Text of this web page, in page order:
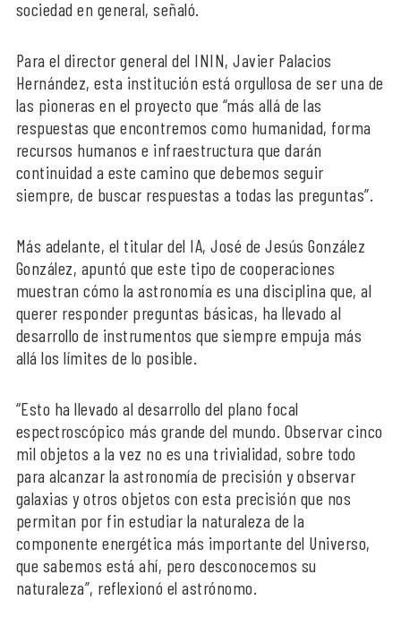
sociedad en general, señaló.
Para el director general del ININ, Javier Palacios
Hernández, esta institución está orgullosa de ser una de
las pioneras en el proyecto que “más allá de las
respuestas que encontremos como humanidad, forma
recursos humanos e infraestructura que darán
continuidad a este camino que debemos seguir
siempre, de buscar respuestas a todas las preguntas”.
Más adelante, el titular del IA, José de Jesús González
González, apuntó que este tipo de cooperaciones
muestran cómo la astronomía es una disciplina que, al
querer responder preguntas básicas, ha llevado al
desarrollo de instrumentos que siempre empuja más
allá los límites de lo posible.
“Esto ha llevado al desarrollo del plano focal
espectroscópico más grande del mundo. Observar cinco
mil objetos a la vez no es una trivialidad, sobre todo
para alcanzar la astronomía de precisión y observar
galaxias y otros objetos con esta precisión que nos
permitan por fin estudiar la naturaleza de la
componente energética más importante del Universo,
que sabemos está ahí, pero desconocemos su
naturaleza”, reflexionó el astrónomo.